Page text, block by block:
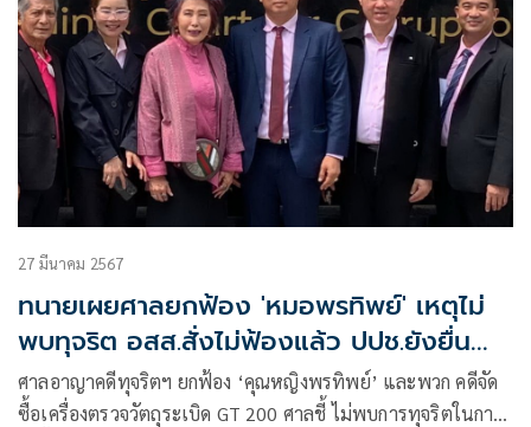
27 มีนาคม 2567
ทนายเผยศาลยกฟ้อง 'หมอพรทิพย์' เหตุไม่
พบทุจริต อสส.สั่งไม่ฟ้องแล้ว ปปช.ยังยื่น
ฟ้องเอง
ศาลอาญาคดีทุจริตฯ ยกฟ้อง ‘คุณหญิงพรทิพย์’ และพวก คดีจัด
ซื้อเครื่องตรวจวัตถุระเบิด GT 200 ศาลชี้ ไม่พบการทุจริตในการ